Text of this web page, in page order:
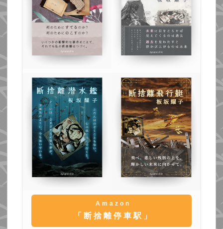
Amazon
「断捨離停車駅」